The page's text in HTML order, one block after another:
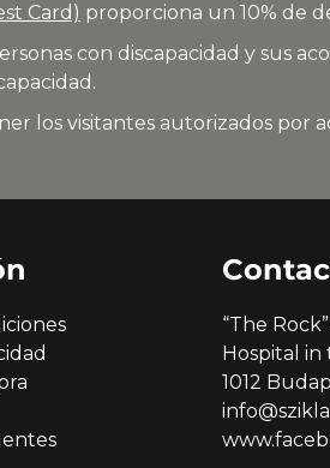
Card) proporciona un 10% de
con discapacidad y sus
los visitantes autorizados por
“The
Hospital
1012